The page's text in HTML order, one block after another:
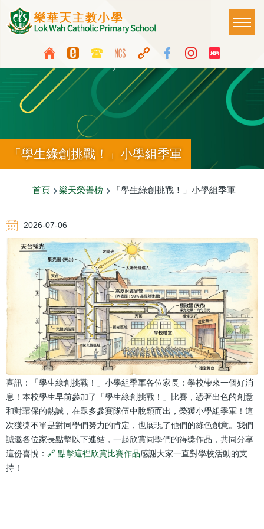
移至主內容
Top
Media
Icon
Button
Language
switcher
Main
「學生綠創挑戰！」小學組季軍
連
結
首頁 樂天榮譽榜 「學生綠創挑戰！」小學組季軍
2026-07-06
喜訊：「學生綠創挑戰！」小學組季軍各位家長：學校帶來一個好消
息！本校學生早前參加了「學生綠創挑戰！」比賽，憑著出色的創意
和對環保的熱誠，在眾多參賽隊伍中脫穎而出，榮獲小學組季軍！這
次獲獎不單是對同學們努力的肯定，也展現了他們的綠色創意。我們
誠邀各位家長點擊以下連結，一起欣賞同學們的得獎作品，共同分享
這份喜悅： 🔗 點擊這裡欣賞比賽作品感謝大家一直對學校活動的支
持！